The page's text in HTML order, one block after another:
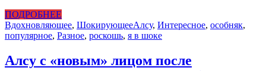
ПОДРОБНЕЕ
Вдохновляющее, ШокирующееАлсу, Интересное, особняк,
популярное, Разное, роскошь, я в шоке
Алсу с «новым» лицом после